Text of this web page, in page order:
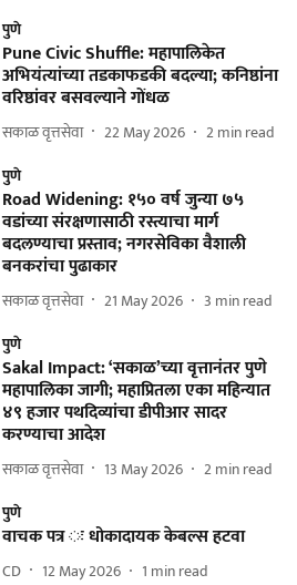
पुणे
Pune Civic Shuffle: महापालिकेत
अभियंत्यांच्या तडकाफडकी बदल्या; कनिष्ठांना
वरिष्ठांवर बसवल्याने गोंधळ
सकाळ वृत्तसेवा 22 May 2026 2min read
पुणे
Road Widening: १५० वर्ष जुन्या ७५
वडांच्या संरक्षणासाठी रस्त्याचा मार्ग
बदलण्याचा प्रस्ताव; नगरसेविका वैशाली
बनकरांचा पुढाकार
सकाळ वृत्तसेवा 21 May 2026 3 min read
पुणे
Sakal Impact: ‘सकाळ’च्या वृत्तानंतर पुणे
महापालिका जागी; महाप्रितला एका महिन्यात
४९ हजार पथदिव्यांचा डीपीआर सादर
करण्याचा आदेश
सकाळ वृत्तसेवा 13 May 2026 2min read
पुणे
वाचक पत्र ः धोकादायक केबल्स हटवा
CD 12 May 2026 1 min read